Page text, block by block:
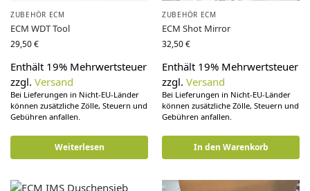
ZUBEHÖR ECM
ECM WDT Tool
29,50€
Enthält 19% Mehrwertsteuer
zzgl. Versand
Bei Lieferungen in Nicht-EU-Länder
können zusätzliche Zölle, Steuern und
Gebühren anfallen.
Weiterlesen
ZUBEHÖR ECM
ECM Shot Mirror
32,50€
Enthält 19% Mehrwertsteuer
zzgl. Versand
Bei Lieferungen in Nicht-EU-Länder
können zusätzliche Zölle, Steuern und
Gebühren anfallen.
In den Warenkorb